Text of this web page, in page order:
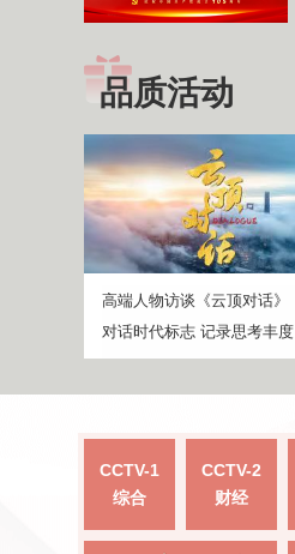
品质活动
高端人物访谈《云顶对话》
对话时代标志 记录思考丰度
CCTV-1
综合
CCTV-2
财经